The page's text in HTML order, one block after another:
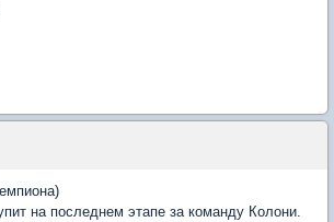
на последнем этапе за команду Колони.